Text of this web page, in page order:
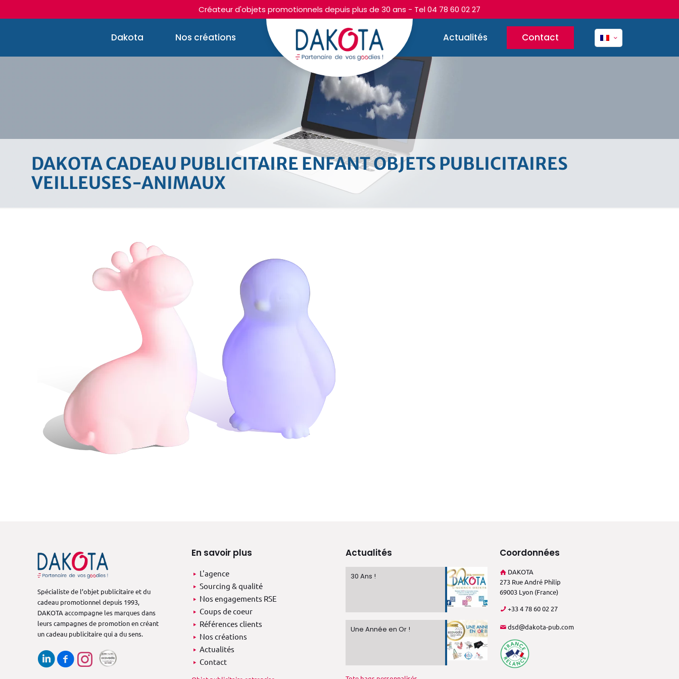
Créateur d'objets promotionnels depuis plus de 30 ans - Tel04 78 60 02 27
Dakota Nos créations Actualités Contact
DAKOTA CADEAU PUBLICITAIRE ENFANT OBJETS PUBLICITAIRES
VEILLEUSES-ANIMAUX
Spécialiste de l’objet publicitaire et du
cadeau promotionnel depuis 1993,
DAKOTA accompagne les marques dans
leurs campagnes de promotion en créant
un cadeau publicitaire qui a du sens.
En savoir plus
L'agence
Sourcing & qualité
Nos engagements RSE
Coups de coeur
Références clients
Nos créations
Actualités
Contact
Actualités
30 Ans !
Une Année en Or !
Coordonnées
DAKOTA
273 Rue André Philip
69003 Lyon (France)
+33 4 78 60 02 27
dsd@dakota-pub.com